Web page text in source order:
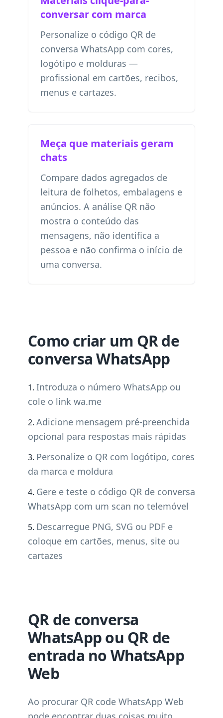
conversar com marca
Personalize o código QR de
conversa WhatsApp com cores,
logótipo e molduras —
profissional em cartões, recibos,
menus e cartazes.
Meça que materiais geram
chats
Compare dados agregados de
leitura de folhetos, embalagens e
anúncios. A análise QR não
mostra o conteúdo das
mensagens, não identifica a
pessoa e não confirma o início de
uma conversa.
Como criar um QR de
conversa WhatsApp
Introduza o número WhatsApp ou
cole o link wa.me
Adicione mensagem pré-preenchida
opcional para respostas mais rápidas
Personalize o QR com logótipo, cores
da marca e moldura
Gere e teste o código QR de conversa
WhatsApp com um scan no telemóvel
Descarregue PNG, SVG ou PDF e
coloque em cartões, menus, site ou
cartazes
QR de conversa
WhatsApp ou QR de
entrada no WhatsApp
Web
Ao procurar QR code WhatsApp Web